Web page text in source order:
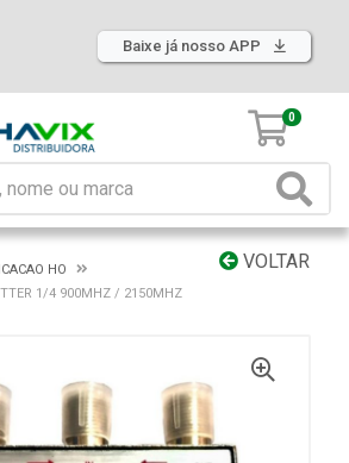
Baixe já nosso APP
0
VOLTAR
HO
1/4 900MHZ / 2150MHZ